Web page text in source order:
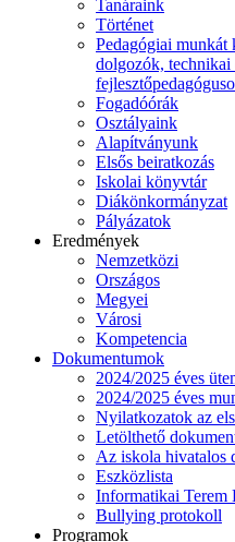
Tanáraink
Történet
Pedagógiai munkát
dolgozók, technikai
Fogadóórák
Osztályaink
Alapítványunk
Elsős beiratkozás
Iskolai könyvtár
Diákönkormányzat
Pályázatok
Eredmények
Nemzetközi
Országos
Megyei
Városi
Kompetencia
Dokumentumok
2024/2025 éves
2024/2025 éves
Nyilatkozatok az
Letölthető
Az iskola hivatalos
Eszközlista
Informatikai Terem
Bullying protokoll
Programok